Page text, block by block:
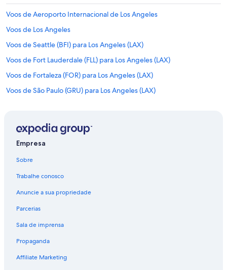
Voos de Aeroporto Internacional de Los Angeles
Voos de Los Angeles
Voos de Seattle (BFI) para Los Angeles (LAX)
Voos de Fort Lauderdale (FLL) para Los Angeles (LAX)
Voos de Fortaleza (FOR) para Los Angeles (LAX)
Voos de São Paulo (GRU) para Los Angeles (LAX)
Voos de Porto Alegre (POA) para Los Angeles (LAX)
Voos para Los Angeles
Empresa
Sobre
Trabalhe conosco
Anuncie a sua propriedade
Parcerias
Sala de imprensa
Propaganda
Affiliate Marketing